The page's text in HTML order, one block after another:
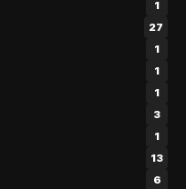
1
27
1
1
1
3
1
13
6